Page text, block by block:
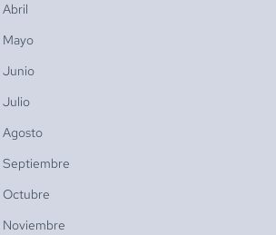
Abril
Mayo
Junio
Julio
Agosto
Septiembre
Octubre
Noviembre